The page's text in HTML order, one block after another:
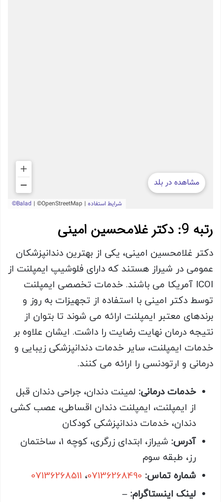
رتبه 9: دکتر غلامحسین امینی
دکتر غلامحسین امینی، یکی از بهترین دندانپزشکان
عمومی در شیراز هستند که دارای فلوشیپ ایمپلنت از
ICOI آمریکا می باشند. خدمات تخصصی ایمپلنت
توسط دکتر امینی با استفاده از تجهیزات به روز و
برندهای معتبر ایمپلنت ارائه می شوند تا بتوان از
نتیجه درمان نهایت رضایت را داشت. ایشان علاوه بر
خدمات ایمپلنت، سایر خدمات دندانپزشکی زیبایی و
درمانی و ارتودنسی را ارائه می کنند.
خدمات درمانی: لمینت دندان، جراحی دندان قبل
از ایمپلنت، ایمپلنت دندان اقساطی، عصب کشی
دندان، خدمات دندانپزشکی کودکان
آدرس:
شیراز، ابتدای زرگری، کوچه 1، ساختمان
رز، طبقه سوم
شماره تماس: 07136268490، 07136268511
لینک اینستاگرام: –